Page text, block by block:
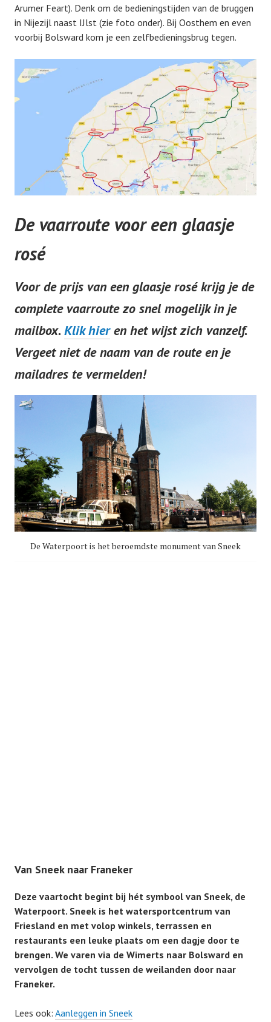
Arumer Feart). Denk om de bedieningstijden van de bruggen
in Nijezijl naast IJlst (zie foto onder). Bij Oosthem en even
voorbij Bolsward kom je een zelfbedieningsbrug tegen.
De vaarroute voor een glaasje
rosé
Voor de prijs van een glaasje rosé krijg je de
complete vaarroute zo snel mogelijk in je
mailbox.Klik hieren het wijst zich vanzelf.
Vergeet nietde naam van de route en je
mailadres te vermelden!
De Waterpoort is het beroemdste monument van Sneek
Van Sneek naar Franeker
Deze vaartocht begint bij hét symbool van Sneek, de
Waterpoort. Sneek is het watersportcentrum van
Friesland en met volop winkels, terrassen en
restaurants een leuke plaats om een dagje door te
brengen. We varen via de Wimerts naar Bolsward en
vervolgen de tocht tussen de weilanden door naar
Franeker.
Lees ook: Aanleggen in Sneek